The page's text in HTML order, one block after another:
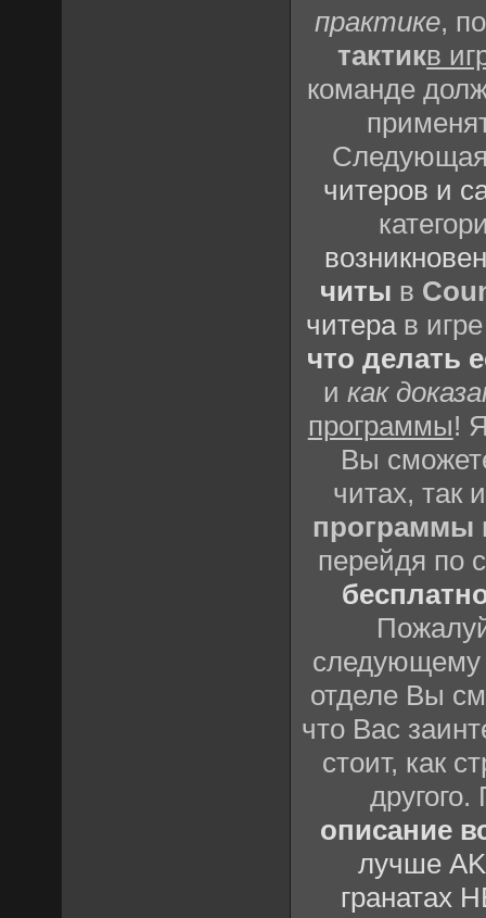
практике,
тактикв
команде
Следующая
читеров и
читы в
читерав
что делать
икак
программы!
Вы
читах, так
программы
перейдя по
отделе Вы
что Вас
стоит, как
описание
лучше
гранатах